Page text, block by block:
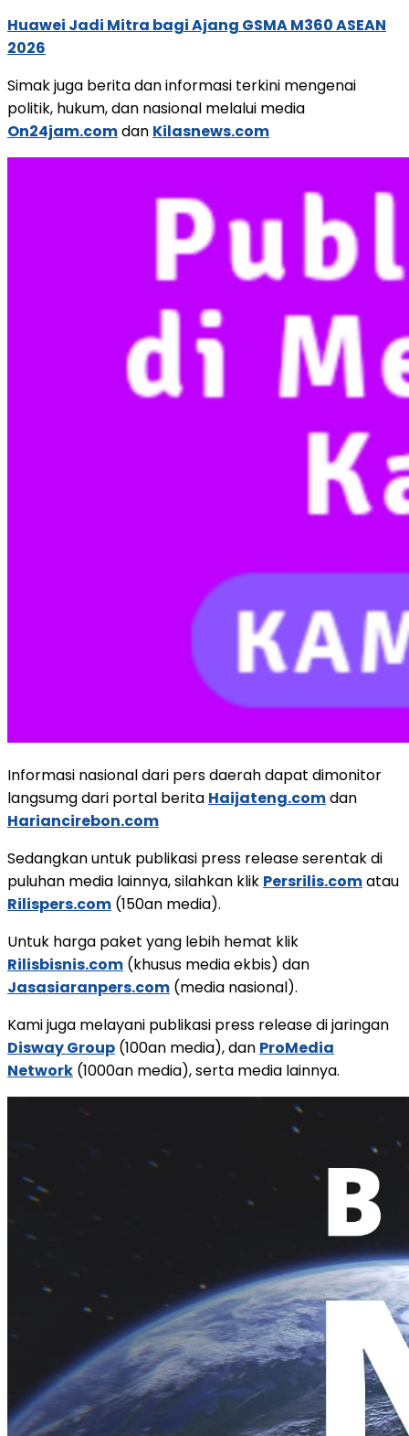
Huawei Jadi Mitra bagi Ajang GSMA M360 ASEAN
2026
Simak juga berita dan informasi terkini mengenai
politik, hukum, dan nasional melalui media
On24jam.comdan Kilasnews.com
Informasi nasional dari pers daerah dapat dimonitor
langsumg dari portal berita Haijateng.comdan
Hariancirebon.com
Sedangkan untuk publikasi press release serentak di
puluhan media lainnya, silahkan klik Persrilis.comatau
Rilispers.com (150an media).
Untuk harga paket yang lebih hemat klik
Rilisbisnis.com (khusus media ekbis) dan
Jasasiaranpers.com (media nasional).
Kami juga melayani publikasi press release di jaringan
Disway Group (100an media), dan ProMedia
Network (1000an media), serta media lainnya.